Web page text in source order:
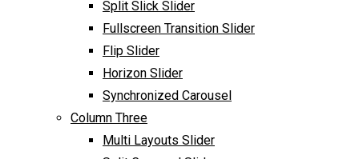
Split Slick Slider
Fullscreen Transition Slider
Flip Slider
Horizon Slider
Synchronized Carousel
Column Three
Multi Layouts Slider